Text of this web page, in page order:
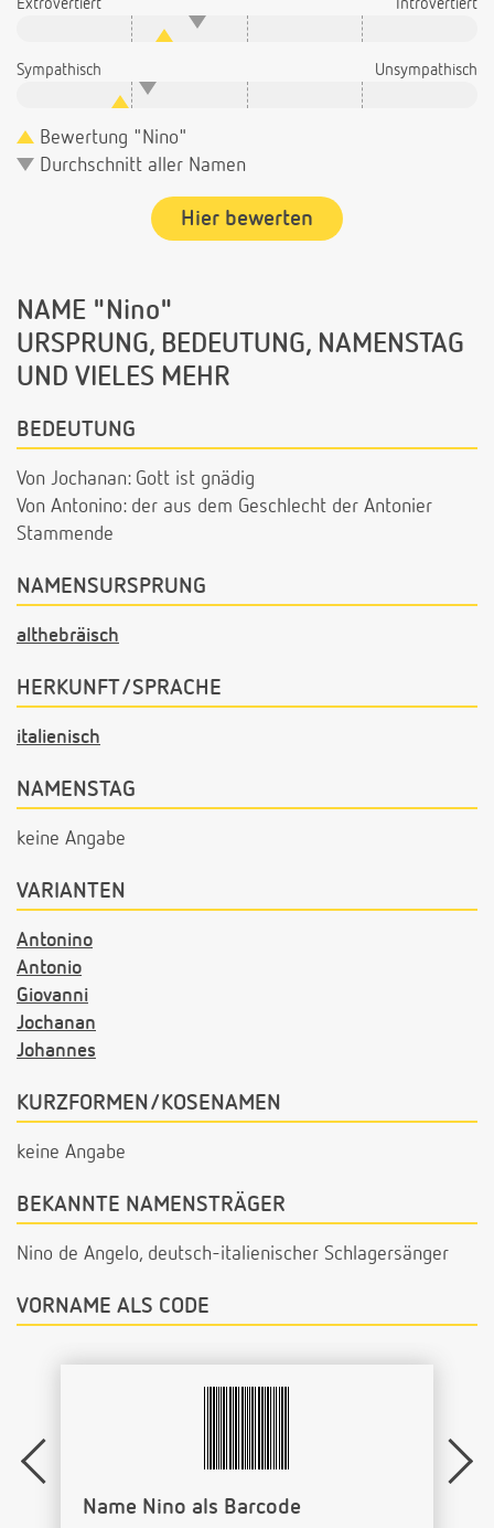
Extrovertiert Introvertiert
Sympathisch Unsympathisch
Bewertung "Nino"
Durchschnitt aller Namen
Hier bewerten
NAME "Nino"
URSPRUNG, BEDEUTUNG, NAMENSTAG
UND VIELES MEHR
BEDEUTUNG
Von Jochanan: Gott ist gnädig
Von Antonino: der aus dem Geschlecht der Antonier
Stammende
NAMENSURSPRUNG
althebräisch
HERKUNFT/SPRACHE
italienisch
NAMENSTAG
keine Angabe
VARIANTEN
Antonino
Antonio
Giovanni
Jochanan
Johannes
KURZFORMEN/KOSENAMEN
keine Angabe
BEKANNTE NAMENSTRÄGER
Nino de Angelo, deutsch-italienischer Schlagersänger
VORNAME ALS CODE
Name Nino als Barcode